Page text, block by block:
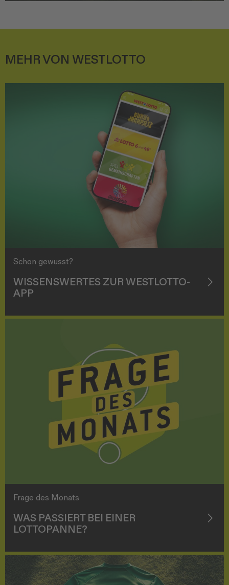
MEHR VON WESTLOTTO
Schon gewusst?
WISSENSWERTES ZUR WESTLOTTO-
APP
Frage des Monats
WAS PASSIERT BEI EINER
LOTTOPANNE?